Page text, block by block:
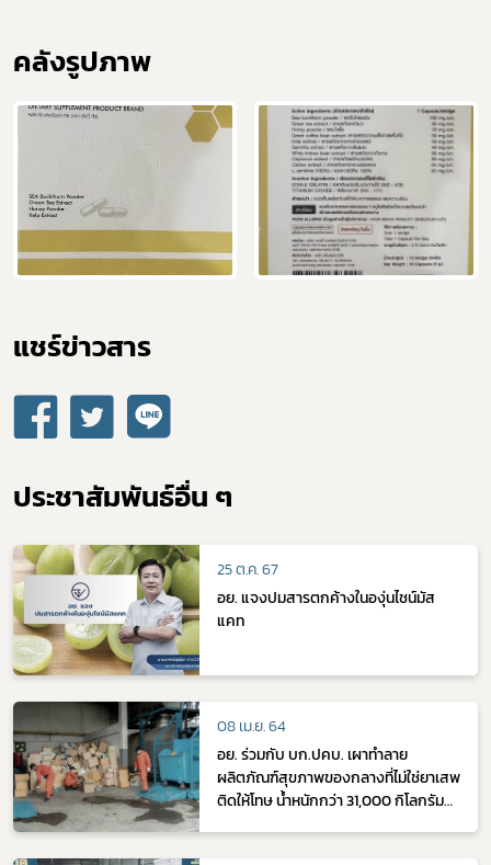
คลังรูปภาพ
แชร์ข่าวสาร​
ประชาสัมพันธ์อื่น ๆ
25 ต.ค. 67
อย. แจงปมสารตกค้างในองุ่นไชน์มัส
แคท
08 เม.ย. 64
อย. ร่วมกับ บก.ปคบ. เผาทำลาย
ผลิตภัณฑ์สุขภาพของกลางที่ไม่ใช่ยาเสพ
ติดให้โทษ น้ำหนักกว่า 31,000 กิโลกรัม